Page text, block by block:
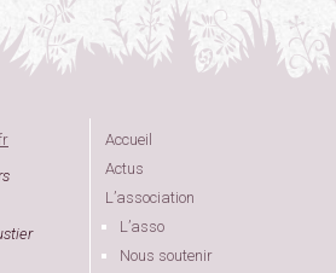
Accueil
Actus
L’association
L’asso
Nous soutenir